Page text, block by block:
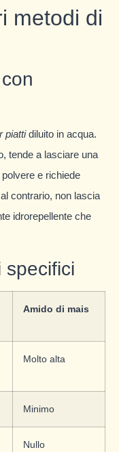
metodi di
piattidiluito in acqua.
tende a lasciare una
e richiede
contrario, non lascia
idrorepellente che
specifici
Amido di mais
Molto alta
Minimo
Nullo